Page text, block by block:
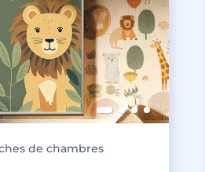
de chambres